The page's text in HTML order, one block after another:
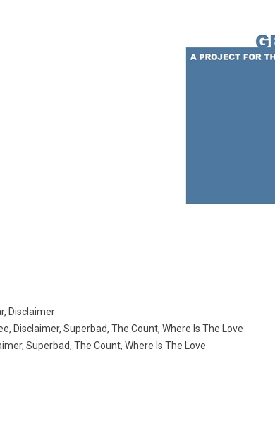
Disclaimer
Disclaimer, Superbad, The Count, Where Is The Love
Superbad, The Count, Where Is The Love